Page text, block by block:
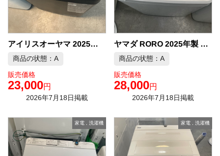
アイリスオーヤマ 2025年製 6.0kg 洗濯機 中古品販売
商品の状態：A
販売価格
23,000円
2026年7月18日掲載
ヤマダ RORO 2025年製 7.0kg 洗濯機 中古品販売
商品の状態：A
販売価格
28,000円
2026年7月18日掲載
家電, 洗濯機 家電 洗濯機